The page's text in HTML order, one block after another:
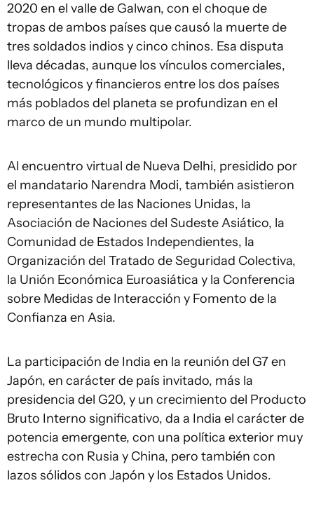
2020 en el valle de Galwan, con el choque de
tropas de ambos países que causó la muerte de
tres soldados indios y cinco chinos. Esa disputa
lleva décadas, aunque los vínculos comerciales,
tecnológicos y financieros entre los dos países
más poblados del planeta se profundizan en el
marco de un mundo multipolar.
Al encuentro virtual de Nueva Delhi, presidido por
el mandatario Narendra Modi, también asistieron
representantes de las Naciones Unidas, la
Asociación de Naciones del Sudeste Asiático, la
Comunidad de Estados Independientes, la
Organización del Tratado de Seguridad Colectiva,
la Unión Económica Euroasiática y la Conferencia
sobre Medidas de Interacción y Fomento de la
Confianza en Asia.
La participación de India en la reunión del G7 en
Japón, en carácter de país invitado, más la
presidencia del G20, y un crecimiento del Producto
Bruto Interno significativo, da a India el carácter de
potencia emergente, con una política exterior muy
estrecha con Rusia y China, pero también con
lazos sólidos con Japón y los Estados Unidos.